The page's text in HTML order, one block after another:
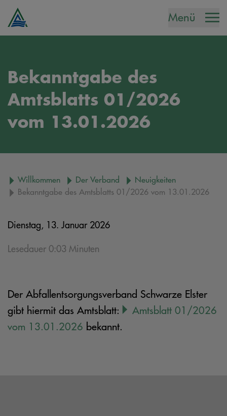
Menü
Bekanntgabe des
Amtsblatts 01/2026
vom 13.01.2026
Willkommen Der Verband
Neuigkeiten
Bekanntgabe des Amtsblatts 01/2026 vom 13.01.2026
Dienstag, 13. Januar 2026
Lesedauer 0:03 Minuten
Der Abfallentsorgungsverband Schwarze Elster
gibt hiermit das Amtsblatt:
Amtsblatt 01/2026
vom 13.01.2026 bekannt.